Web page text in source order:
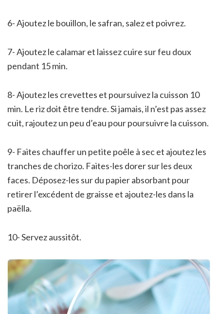
6- Ajoutez le bouillon, le safran, salez et poivrez.
7- Ajoutez le calamar et laissez cuire sur feu doux
pendant 15 min.
8- Ajoutez les crevettes et poursuivez la cuisson 10
min. Le riz doit être tendre. Si jamais, il n’est pas assez
cuit, rajoutez un peu d’eau pour poursuivre la cuisson.
9- Faites chauffer un petite poêle à sec et ajoutez les
tranches de chorizo. Faites-les dorer sur les deux
faces. Déposez-les sur du papier absorbant pour
retirer l’excédent de graisse et ajoutez-les dans la
paëlla.
10- Servez aussitôt.